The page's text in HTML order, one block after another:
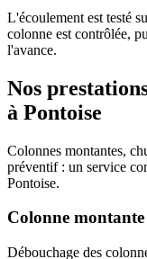
L'écoulement est testé
colonne est contrôlée,
l'avance.
Nos
à Pontoise
Colonnes montantes,
préventif : un service
Pontoise.
Colonne montante
Débouchage des